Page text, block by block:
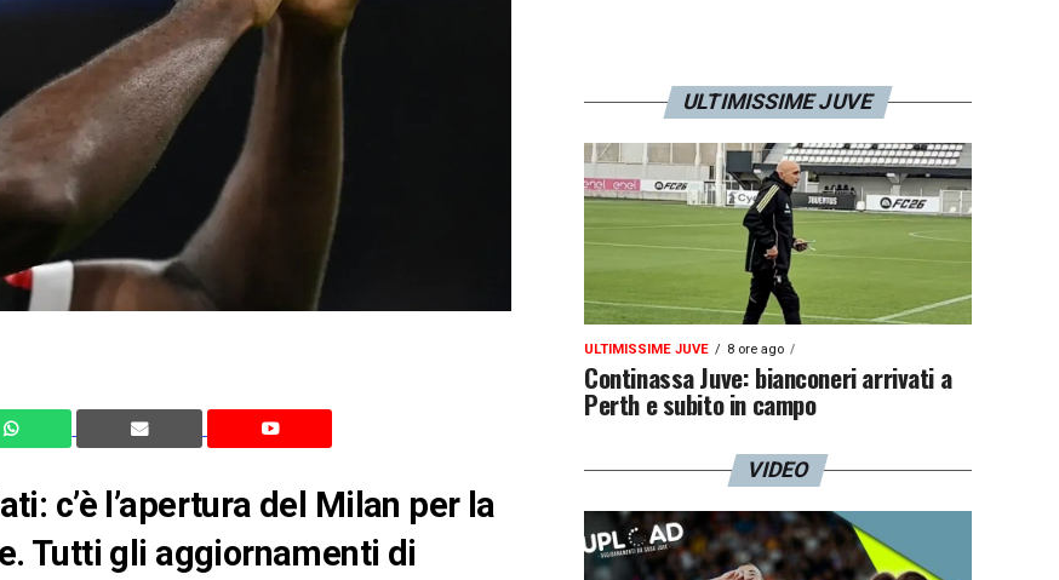
c’è l’apertura del Milan per la
Tutti gli aggiornamenti di
ULTIMISSIME JUVE
ULTIMISSIME JUVE 8 ore ago
Continassa Juve: bianconeri arrivati a
Perth e subito in campo
VIDEO